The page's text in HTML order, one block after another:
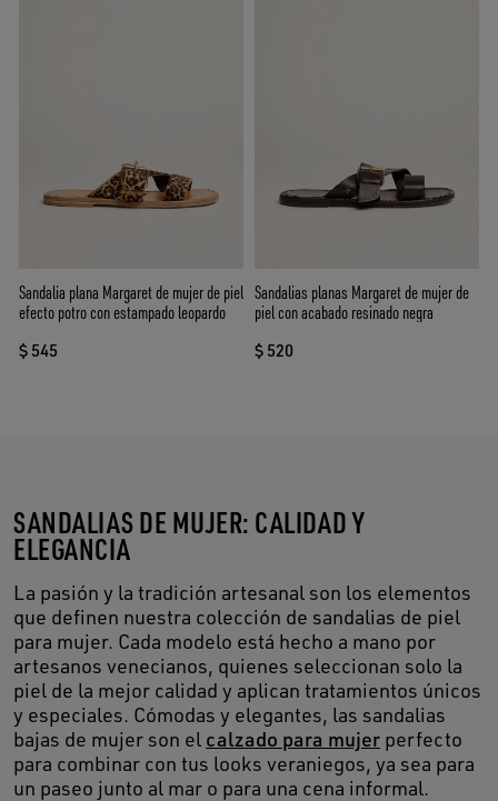
Sandalia plana Margaret de mujer de piel
efecto potro con estampado leopardo
$ 545
Sandalias planas Margaret de mujer de
piel con acabado resinado negra
$ 520
SANDALIAS DE MUJER: CALIDAD Y
ELEGANCIA
La pasión y la tradición artesanal son los elementos
que definen nuestra colección de sandalias de piel
para mujer. Cada modelo está hecho a mano por
artesanos venecianos, quienes seleccionan solo la
piel de la mejor calidad y aplican tratamientos únicos
y especiales. Cómodas y elegantes, las sandalias
bajas de mujer son el calzado para mujer perfecto
para combinar con tus looks veraniegos, ya sea para
un paseo junto al mar o para una cena informal.